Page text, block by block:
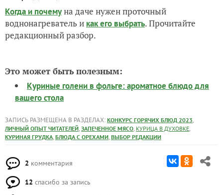
Когда и почемуна даче нужен проточный
воднонагреватель и как его выбрать . Прочитайте
редакционный разбор.
Это может быть полезным:
Куриные голени в фольге: ароматное блюдо для
вашего стола
ЗАПИСЬ РАЗМЕЩЕНА В РАЗДЕЛАХ:
ЛИЧНЫЙ ОПЫТ ЧИТАТЕЛЕЙ ,ЗАПЕЧЕННОЕ МЯСО,КУРИЦА В ДУХОВКЕ,
КУРИНАЯ ГРУДКА,БЛЮДА С ОРЕХАМИ,ВЫБОР РЕДАКЦИИ
2
12 спасибо за запись